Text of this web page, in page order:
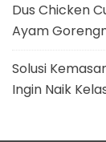
Dus Chicken
Ayam
Solusi
Ingin Naik